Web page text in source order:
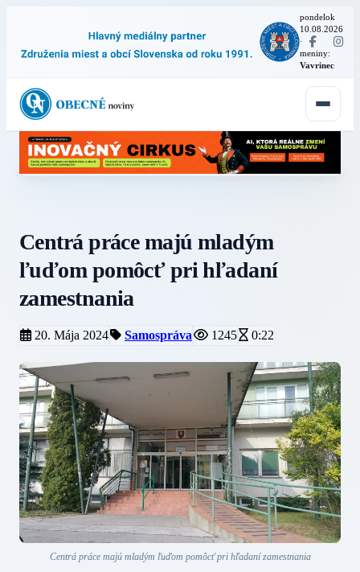
pondelok
10.08.2026
·
meniny:
Vavrinec
Centrá práce majú mladým
ľuďom pomôcť pri hľadaní
zamestnania
20. Mája 2024 Samospráva 1245 0:22
Centrá práce majú mladým ľuďom pomôcť pri hľadaní zamestnania